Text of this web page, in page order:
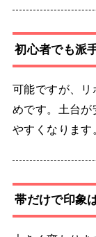
初心者でも派
可能ですが、リ
めです。土台が
やすくなります
帯だけで印象